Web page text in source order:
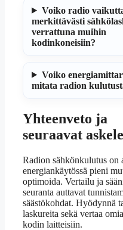
Voiko radio
merkittävästi
verrattuna muihin
kodinkoneisiin?
Voiko
mitata radion
Yhteenveto ja
seuraavat
Radion sähkönkulutus on
energiankäytössä pieni
optimoida. Vertailu ja
seuranta auttavat
säästökohdat. Hyödynnä
laskureita sekä vertaa
kodin laitteisiin.